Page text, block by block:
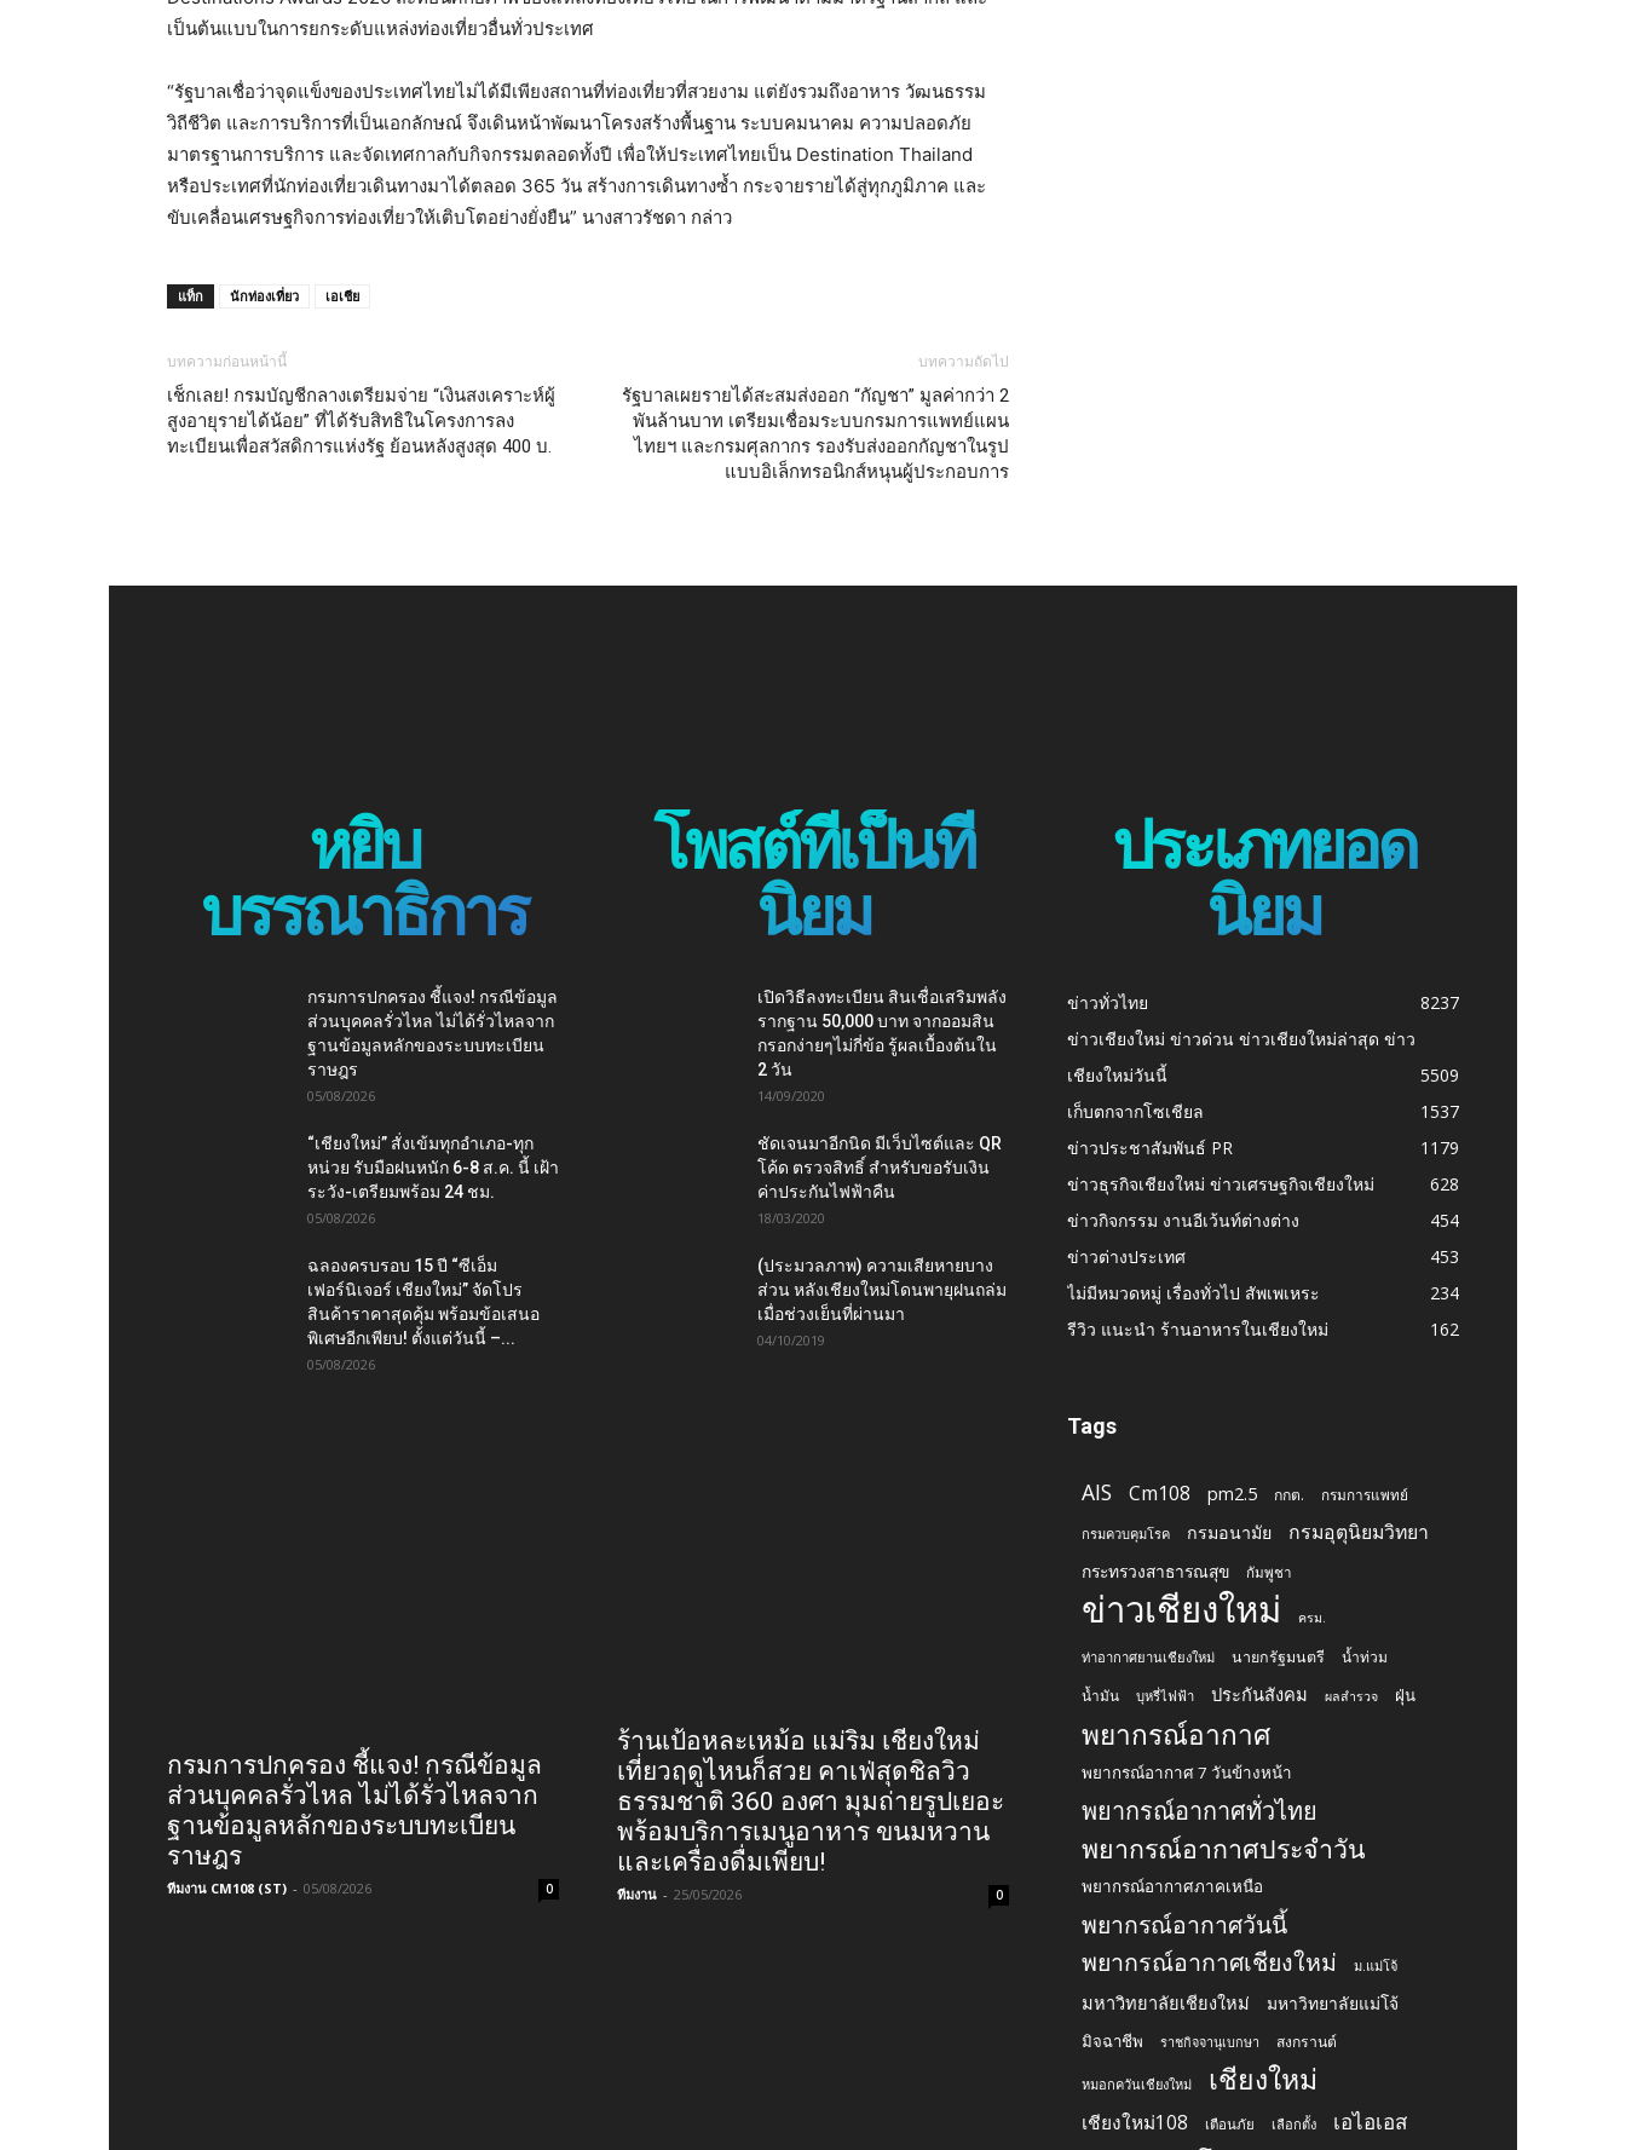
เป็นต้นแบบในการยกระดับแหล่งท่องเที่ยวอื่นทั่วประเทศ
“รัฐบาลเชื่อว่าจุดแข็งของประเทศไทยไม่ได้มีเพียงสถานที่ท่องเที่ยวที่สวยงาม แต่ยังรวมถึงอาหาร วัฒนธรรม
วิถีชีวิต และการบริการที่เป็นเอกลักษณ์ จึงเดินหน้าพัฒนาโครงสร้างพื้นฐาน ระบบคมนาคม ความปลอดภัย
มาตรฐานการบริการ และจัดเทศกาลกับกิจกรรมตลอดทั้งปี เพื่อให้ประเทศไทยเป็น Destination Thailand
หรือประเทศที่นักท่องเที่ยวเดินทางมาได้ตลอด 365 วัน สร้างการเดินทางซ้ำ กระจายรายได้สู่ทุกภูมิภาค และ
ขับเคลื่อนเศรษฐกิจการท่องเที่ยวให้เติบโตอย่างยั่งยืน” นางสาวรัชดา กล่าว
แท็ก นักท่องเที่ยว เอเชีย
บทความก่อนหน้านี้
เช็กเลย! กรมบัญชีกลางเตรียมจ่าย “เงินสงเคราะห์ผู้
สูงอายุรายได้น้อย” ที่ได้รับสิทธิในโครงการลง
ทะเบียนเพื่อสวัสดิการแห่งรัฐ ย้อนหลังสูงสุด 400 บ.
บทความถัดไป
รัฐบาลเผยรายได้สะสมส่งออก “กัญชา” มูลค่ากว่า 2
พันล้านบาท เตรียมเชื่อมระบบกรมการแพทย์แผน
ไทยฯ และกรมศุลกากร รองรับส่งออกกัญชาในรูป
แบบอิเล็กทรอนิกส์หนุนผู้ประกอบการ
หยิบ
บรรณาธิการ
กรมการปกครอง ชี้แจง! กรณีข้อมูล
ส่วนบุคคลรั่วไหล ไม่ได้รั่วไหลจาก
ฐานข้อมูลหลักของระบบทะเบียน
ราษฎร
05/08/2026
“เชียงใหม่” สั่งเข้มทุกอำเภอ-ทุก
หน่วย รับมือฝนหนัก 6-8 ส.ค. นี้ เฝ้า
ระวัง-เตรียมพร้อม 24 ชม.
05/08/2026
ฉลองครบรอบ 15 ปี “ซีเอ็ม
เฟอร์นิเจอร์ เชียงใหม่” จัดโปร
สินค้าราคาสุดคุ้ม พร้อมข้อเสนอ
พิเศษอีกเพียบ! ตั้งแต่วันนี้ –...
05/08/2026
กรมการปกครอง ชี้แจง! กรณีข้อมูล
ส่วนบุคคลรั่วไหล ไม่ได้รั่วไหลจาก
ฐานข้อมูลหลักของระบบทะเบียน
ราษฎร
ทีมงาน CM108 (ST) - 05/08/2026 0
โพสต์ที่เป็นที่
นิยม
เปิดวิธีลงทะเบียน สินเชื่อเสริมพลัง
รากฐาน 50,000 บาท จากออมสิน
กรอกง่ายๆไม่กี่ข้อ รู้ผลเบื้องต้นใน
2 วัน
14/09/2020
ชัดเจนมาอีกนิด มีเว็บไซต์และ QR
โค้ด ตรวจสิทธิ์ สำหรับขอรับเงิน
ค่าประกันไฟฟ้าคืน
18/03/2020
(ประมวลภาพ) ความเสียหายบาง
ส่วน หลังเชียงใหม่โดนพายุฝนถล่ม
เมื่อช่วงเย็นที่ผ่านมา
04/10/2019
ร้านเป้อหละเหม้อ แม่ริม เชียงใหม่
เที่ยวฤดูไหนก็สวย คาเฟ่สุดชิลวิว
ธรรมชาติ 360 องศา มุมถ่ายรูปเยอะ
พร้อมบริการเมนูอาหาร ขนมหวาน
และเครื่องดื่มเพียบ!
ทีมงาน - 25/05/2026 0
ประเภทยอด
นิยม
ข่าวทั่วไทย
8237
ข่าวเชียงใหม่ ข่าวด่วน ข่าวเชียงใหม่ล่าสุด ข่าว
เชียงใหม่วันนี้
5509
เก็บตกจากโซเชียล
1537
ข่าวประชาสัมพันธ์ PR
1179
ข่าวธุรกิจเชียงใหม่ ข่าวเศรษฐกิจเชียงใหม่
628
ข่าวกิจกรรม งานอีเว้นท์ต่างต่าง
454
ข่าวต่างประเทศ
453
ไม่มีหมวดหมู่ เรื่องทั่วไป สัพเพเหระ
234
รีวิว แนะนำ ร้านอาหารในเชียงใหม่
162
Tags
AIS Cm108 pm2.5 กกต. กรมการแพทย์
กรมควบคุมโรค กรมอนามัย กรมอุตุนิยมวิทยา
กระทรวงสาธารณสุข กัมพูชา
ข่าวเชียงใหม่ ครม.
ท่าอากาศยานเชียงใหม่ นายกรัฐมนตรี น้ำท่วม
น้ำมัน บุหรี่ไฟฟ้า ประกันสังคม ผลสำรวจ ฝุ่น
พยากรณ์อากาศ
พยากรณ์อากาศ 7 วันข้างหน้า
พยากรณ์อากาศทั่วไทย
พยากรณ์อากาศประจำวัน
พยากรณ์อากาศภาคเหนือ
พยากรณ์อากาศวันนี้
พยากรณ์อากาศเชียงใหม่
ม.แม่โจ้
มหาวิทยาลัยเชียงใหม่ มหาวิทยาลัยแม่โจ้
มิจฉาชีพ ราชกิจจานุเบกษา สงกรานต์
หมอกควันเชียงใหม่ เชียงใหม่
เชียงใหม่108 เตือนภัย เลือกตั้ง เอไอเอส